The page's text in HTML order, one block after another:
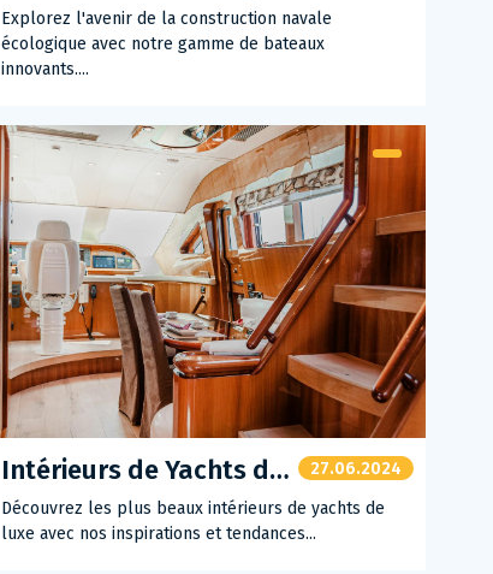
Explorez l'avenir de la construction navale
écologique avec notre gamme de bateaux
innovants....
Intérieurs de Yachts de Luxe
27.06.2024
Découvrez les plus beaux intérieurs de yachts de
luxe avec nos inspirations et tendances...